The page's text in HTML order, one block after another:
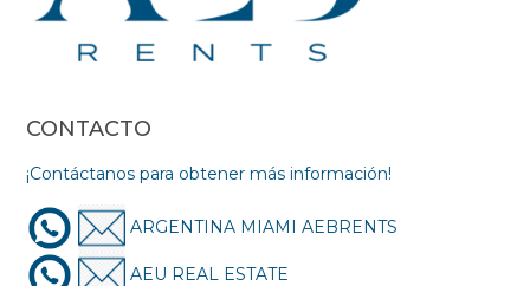
CONTACTO
¡Contáctanos para obtener más información!
ARGENTINA MIAMI AEBRENTS
AEU REAL ESTATE